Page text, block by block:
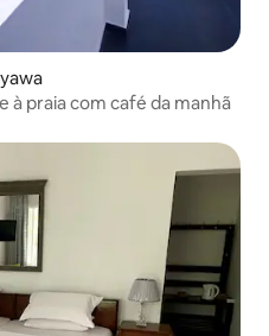
à praia com café da manhã